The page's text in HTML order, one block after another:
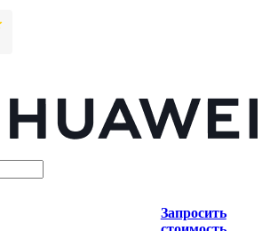
Запросить